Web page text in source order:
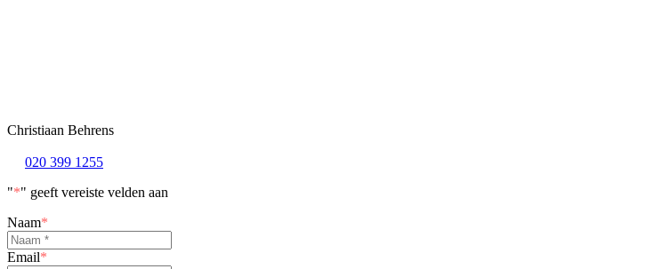
Christiaan Behrens
020 399 1255
"*" geeft vereiste velden aan
Naam*
Email*